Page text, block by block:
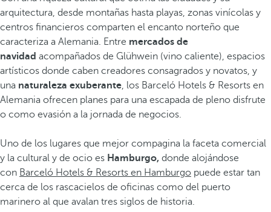
arquitectura, desde montañas hasta playas, zonas vinícolas y
centros financieros comparten el encanto norteño que
caracteriza a Alemania. Entre mercados de
navidad acompañados de Glühwein (vino caliente), espacios
artísticos donde caben creadores consagrados y novatos, y
una naturaleza exuberante, los Barceló Hotels & Resorts en
Alemania ofrecen planes para una escapada de pleno disfrute
o como evasión a la jornada de negocios.
Uno de los lugares que mejor compagina la faceta comercial
y la cultural y de ocio es Hamburgo, donde alojándose
con Barceló Hotels & Resorts en Hamburgo puede estar tan
cerca de los rascacielos de oficinas como del puerto
marinero al que avalan tres siglos de historia.